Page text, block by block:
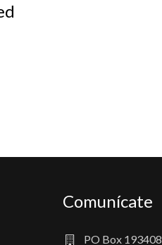
Comunícate
PO Box 193408